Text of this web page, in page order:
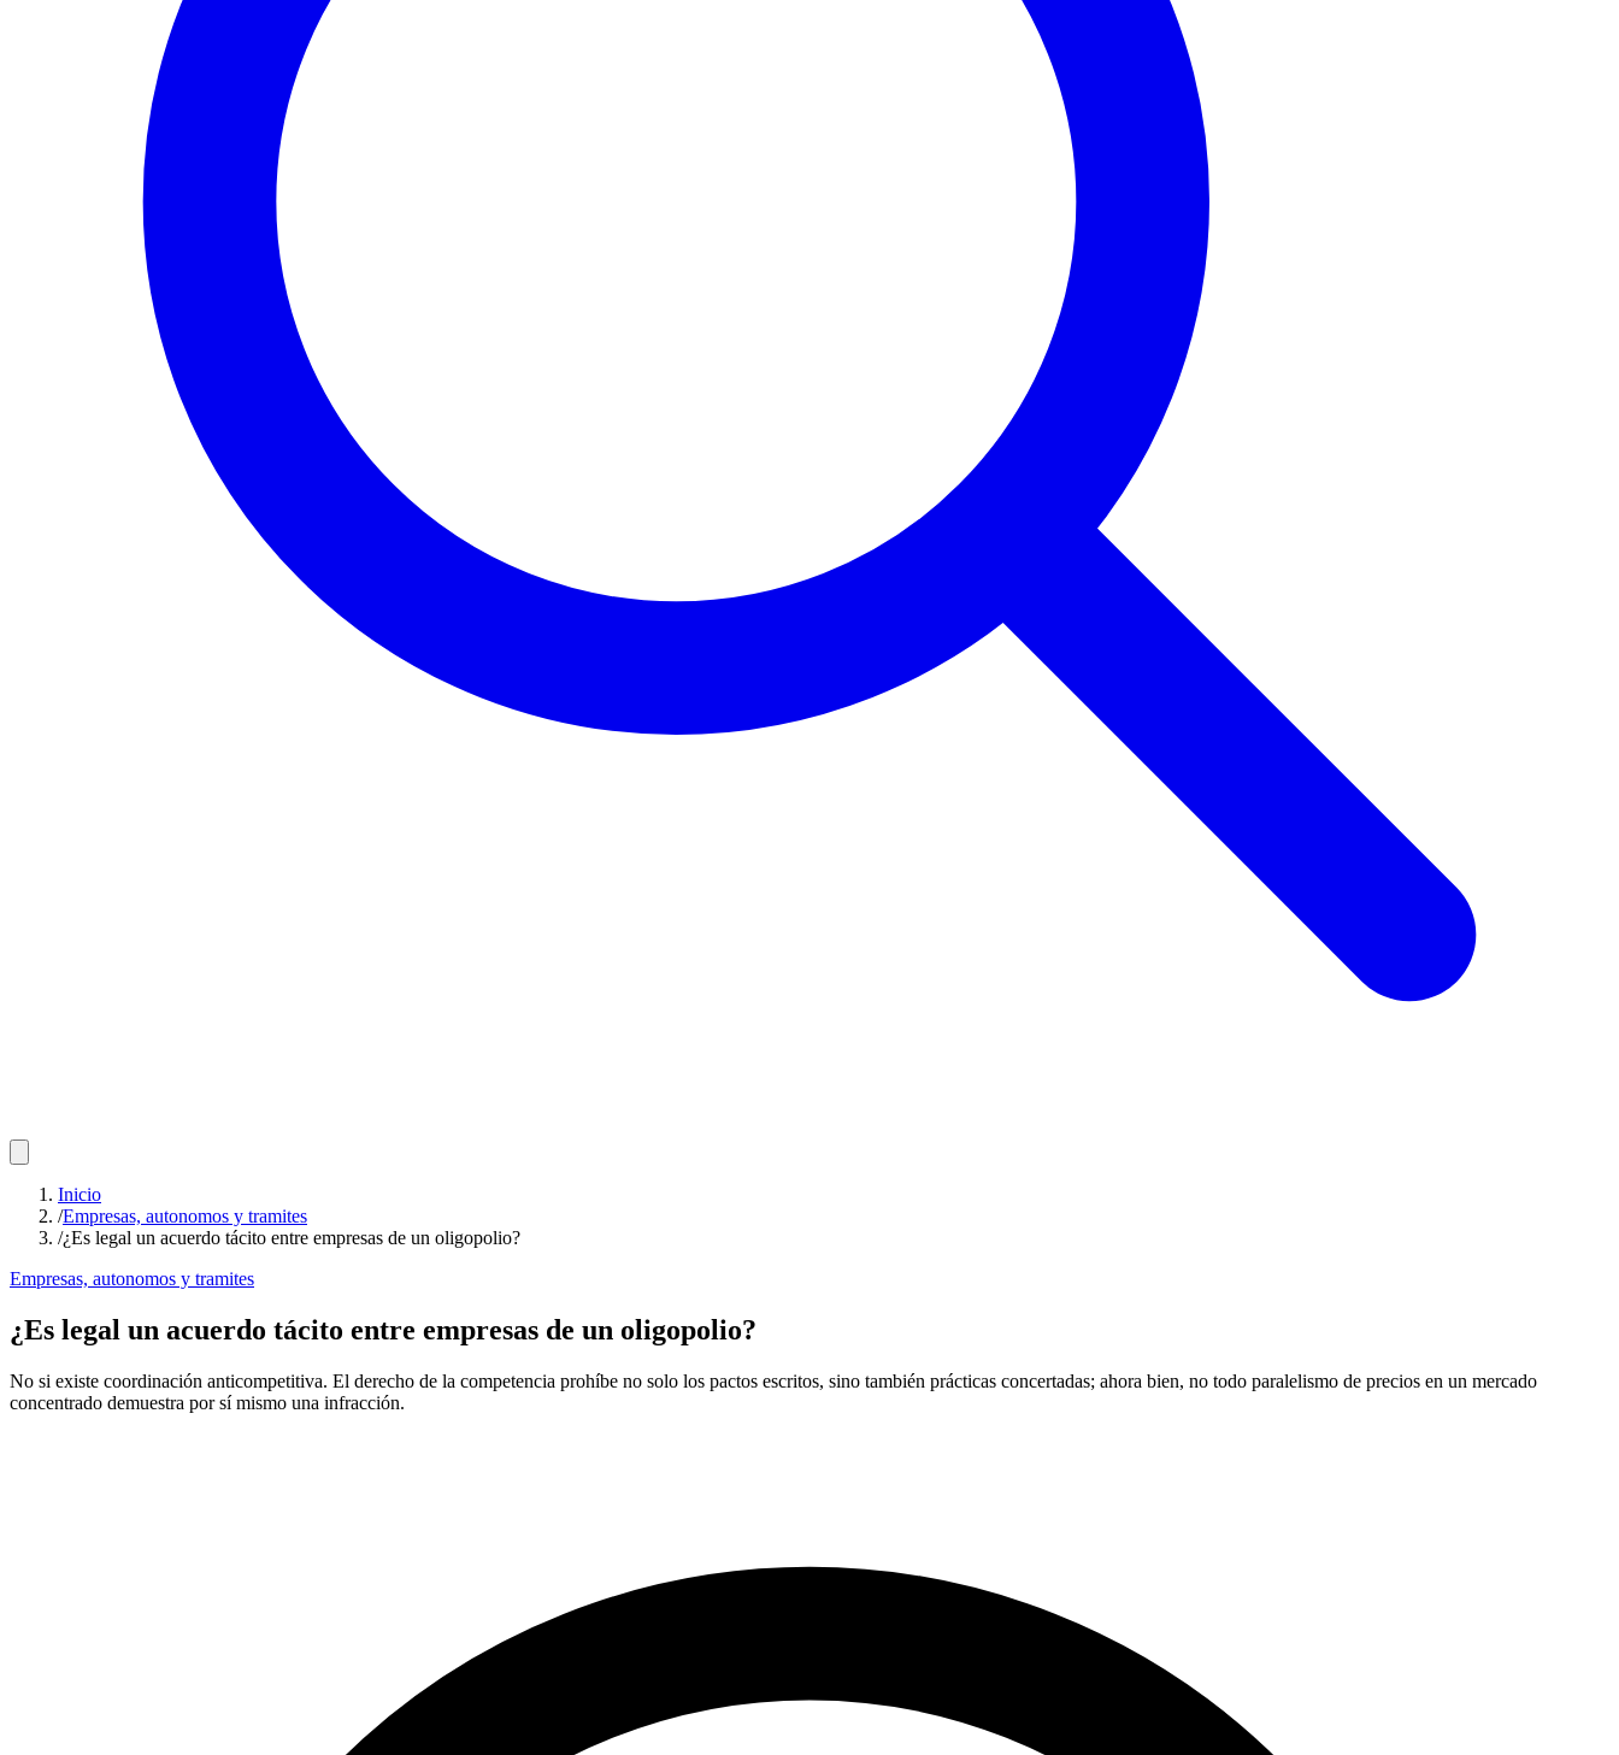
Inicio
/Empresas, autonomos y tramites
/¿Es legal un acuerdo tácito entre empresas de un oligopolio?
Empresas, autonomos y tramites
¿Es legal un acuerdo tácito entre empresas de un oligopolio?
No si existe coordinación anticompetitiva. El derecho de la competencia prohíbe no solo los pactos escritos, sino también prácticas concertadas; ahora bien, no todo paralelismo de precios en un mercado
concentrado demuestra por sí mismo una infracción.